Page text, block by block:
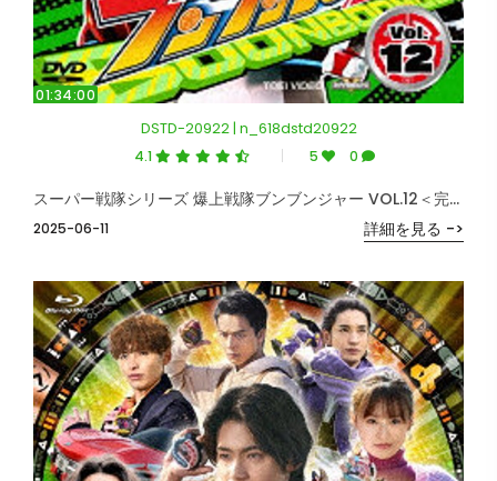
01:34:00
DSTD-20922 | n_618dstd20922
4.1 5 0
2025-06-11
スーパー戦隊シリーズ 爆上戦隊ブンブンジャー VOL.12＜完＞
詳細を見る ->